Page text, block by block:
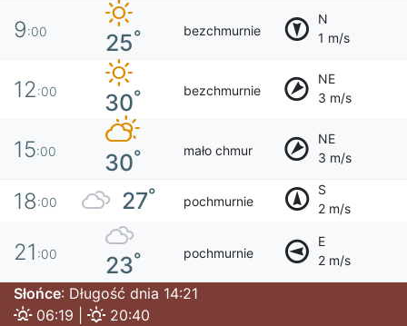
9:00 25° bezchmurnie
N
1 m/s
12:00 30° bezchmurnie
NE
3 m/s
15:00 30° mało chmur
NE
3 m/s
18:00 27° pochmurnie
S
2 m/s
21 :00 23° pochmurnie
E
2 m/s
Słońce: Długość dnia 14:21
06:19 |
20:40